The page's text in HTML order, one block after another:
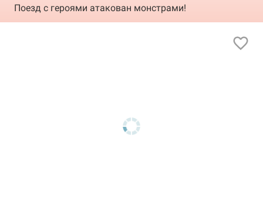
Поезд с героями атакован монстрами!